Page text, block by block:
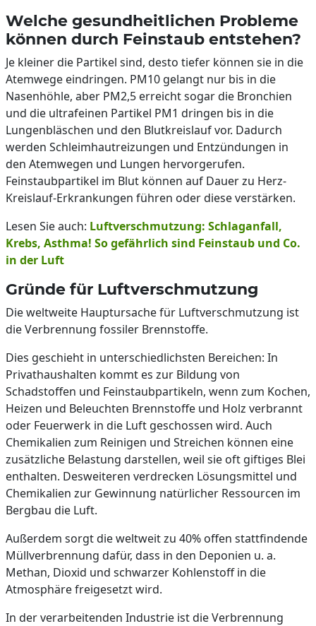
Welche gesundheitlichen Probleme
können durch Feinstaub entstehen?
Je kleiner die Partikel sind, desto tiefer können sie in die
Atemwege eindringen. PM10 gelangt nur bis in die
Nasenhöhle, aber PM2,5 erreicht sogar die Bronchien
und die ultrafeinen Partikel PM1 dringen bis in die
Lungenbläschen und den Blutkreislauf vor. Dadurch
werden Schleimhautreizungen und Entzündungen in
den Atemwegen und Lungen hervorgerufen.
Feinstaubpartikel im Blut können auf Dauer zu Herz-
Kreislauf-Erkrankungen führen oder diese verstärken.
Lesen Sie auch: Luftverschmutzung: Schlaganfall,
Krebs, Asthma! So gefährlich sind Feinstaub und Co.
in der Luft
Gründe für Luftverschmutzung
Die weltweite Hauptursache für Luftverschmutzung ist
die Verbrennung fossiler Brennstoffe.
Dies geschieht in unterschiedlichsten Bereichen: In
Privathaushalten kommt es zur Bildung von
Schadstoffen und Feinstaubpartikeln, wenn zum Kochen,
Heizen und Beleuchten Brennstoffe und Holz verbrannt
oder Feuerwerk in die Luft geschossen wird. Auch
Chemikalien zum Reinigen und Streichen können eine
zusätzliche Belastung darstellen, weil sie oft giftiges Blei
enthalten. Desweiteren verdrecken Lösungsmittel und
Chemikalien zur Gewinnung natürlicher Ressourcen im
Bergbau die Luft.
Außerdem sorgt die weltweit zu 40% offen stattfindende
Müllverbrennung dafür, dass in den Deponien u. a.
Methan, Dioxid und schwarzer Kohlenstoff in die
Atmosphäre freigesetzt wird.
In der verarbeitenden Industrie ist die Verbrennung